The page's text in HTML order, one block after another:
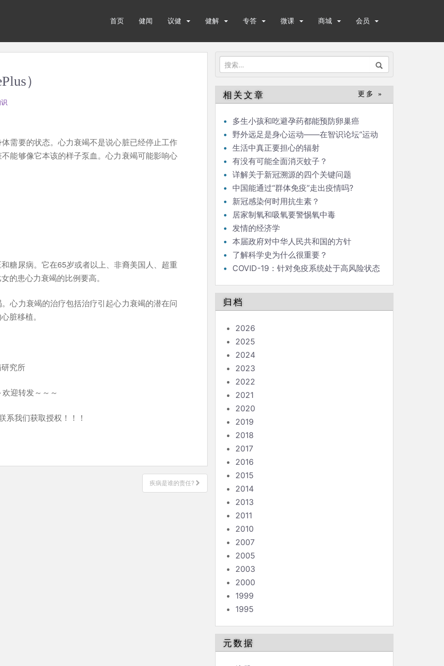
首页 健闻 议健 健解 专答 微课 商城 会员
搜
索：
）
需要的状态。心力衰竭不是说心脏已经停止工作
能够像它本该的样子泵血。心力衰竭可能影响心
糖尿病。它在65岁或者以上、非裔美国人、超重
的患心力衰竭的比例要高。
心力衰竭的治疗包括治疗引起心力衰竭的潜在问
脏移植。
究所
迎转发～～～
系我们获取授权！！！
疾病是谁的责任?
相关文章 更多 »
多生小孩和吃避孕药都能预防卵巢癌
野外远足是身心运动——在智识论坛“运动
与健康”的发言
生活中真正要担心的辐射
有没有可能全面消灭蚊子？
详解关于新冠溯源的四个关键问题
中国能通过“群体免疫”走出疫情吗?
新冠感染何时用抗生素？
居家制氧和吸氧要警惕氧中毒
发情的经济学
本届政府对中华人民共和国的方针
了解科学史为什么很重要？
COVID-19：针对免疫系统处于高风险状态
归档
2026
2025
2024
2023
2022
2021
2020
2019
2018
2017
2016
2015
2014
2013
2011
2010
2007
2005
2003
2000
1999
1995
元数据